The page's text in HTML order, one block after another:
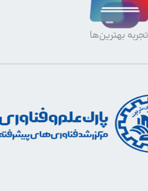
تجربه بهترین‌ها